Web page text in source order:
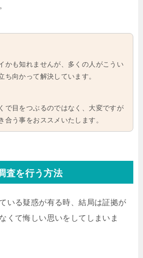
かも知れませんが、多くの人がこうい
ち向かって解決しています。
で目をつぶるのではなく、大変ですが
合う事をおススメいたします。
査を行う方法
いる疑惑が有る時、結局は証拠が
くて悔しい思いをしてしまいま